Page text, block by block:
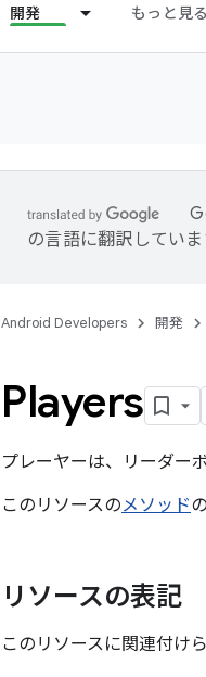
開発 もっと見る
の言語に翻訳してい
Android Developers 開発
Players
プレーヤーは、リーダー
このリソースのメソッド
リソースの表記
このリソースに関連付け